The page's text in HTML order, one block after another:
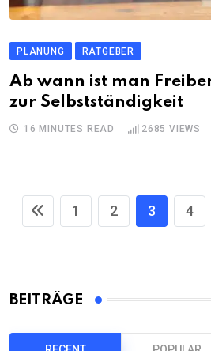
PLANUNG RATGEBER
Ab wann ist man
zur Selbstständigkeit
16 MINUTES READ 2685 VIEWS
1 2 3 4
BEITRÄGE